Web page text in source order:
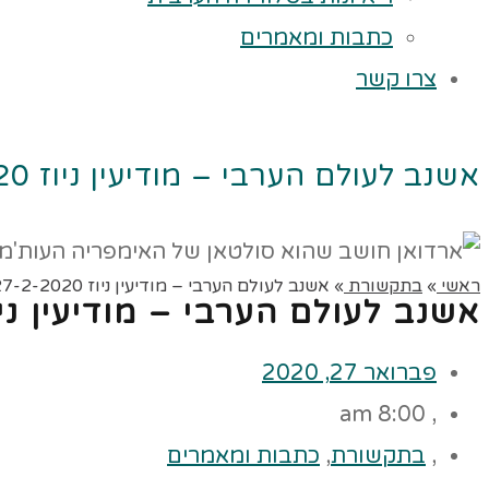
כתבות ומאמרים
צרו קשר
אשנב לעולם הערבי – מודיעין ניוז 27-2-2020
ראשי » בתקשורת » אשנב לעולם הערבי – מודיעין ניוז 27-2-2020
אשנב לעולם הערבי – מודיעין ניוז 27-2-
פברואר 27, 2020
,
8:00 am
, בתקשורת, כתבות ומאמרים